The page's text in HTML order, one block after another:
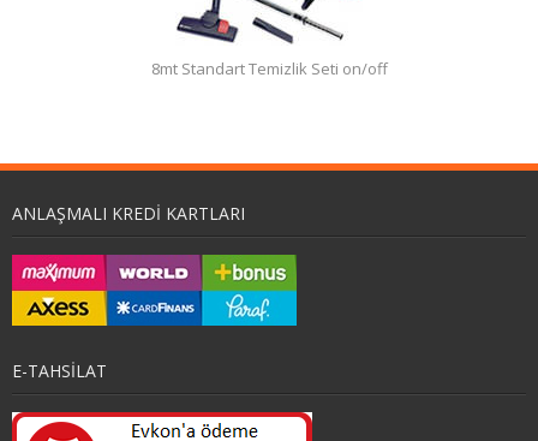
8mt Standart Temizlik Seti on/off
ANLAŞMALI KREDI KARTLARI
E-TAHSİLAT